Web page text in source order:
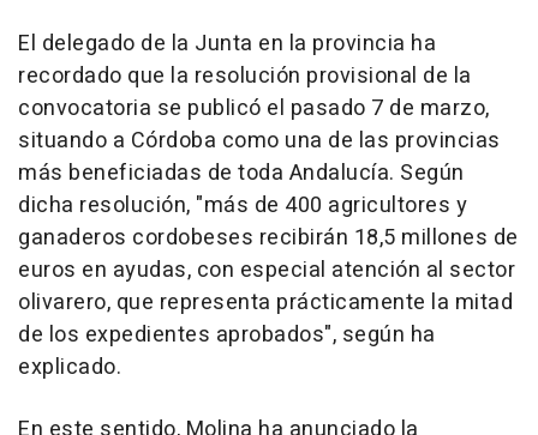
El delegado de la Junta en la provincia ha
recordado que la resolución provisional de la
convocatoria se publicó el pasado 7 de marzo,
situando a Córdoba como una de las provincias
más beneficiadas de toda Andalucía. Según
dicha resolución, "más de 400 agricultores y
ganaderos cordobeses recibirán 18,5 millones de
euros en ayudas, con especial atención al sector
olivarero, que representa prácticamente la mitad
de los expedientes aprobados", según ha
explicado.